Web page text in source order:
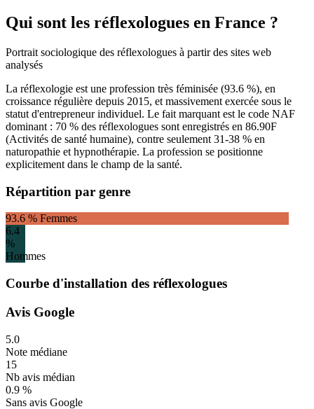
Qui sont les réflexologues en France ?
Portrait sociologique des réflexologues à partir des sites web
analysés
La réflexologie est une profession très féminisée (93.6 %), en
croissance régulière depuis 2015, et massivement exercée sous le
statut d'entrepreneur individuel. Le fait marquant est le code NAF
dominant : 70 % des réflexologues sont enregistrés en 86.90F
(Activités de santé humaine), contre seulement 31-38 % en
naturopathie et hypnothérapie. La profession se positionne
explicitement dans le champ de la santé.
Répartition par genre
93.6 % Femmes
6.4
%
Hommes
Courbe d'installation des réflexologues
Avis Google
5.0
Note médiane
15
Nb avis médian
0.9 %
Sans avis Google